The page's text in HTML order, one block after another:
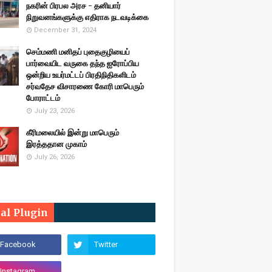
நகரின் பிரபல அரச - தனியார்
நிறுவனங்களுக்கு எதிராக நடவடிக்கை
December 31, 2024
செம்மணி மனிதப் புதைகுழியைப்
பார்வையிட வருகை தந்த ஐரோப்பிய
ஒன்றிய உயர்மட்டப் பிரதிநிதிகளிடம்
சர்வதேச விசாரணை கோரி மாபெரும்
போராட்டம்
July 23, 2026
கீரிமலையில் இன்று மாபெரும்
இரத்ததான முகாம்
July 26, 2026
Plugin